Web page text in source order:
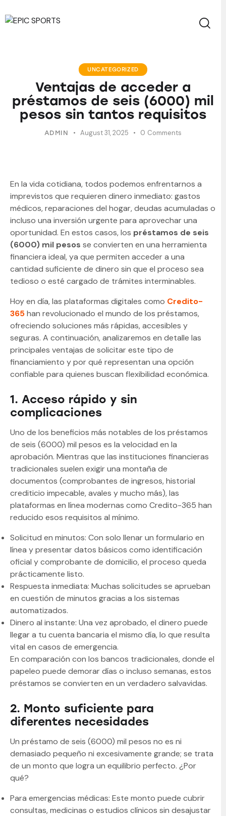
UNCATEGORIZED
Ventajas de acceder a
préstamos de seis (6000) mil
pesos sin tantos requisitos
ADMIN August 31, 2025 0 Comments
En la vida cotidiana, todos podemos enfrentarnos a
imprevistos que requieren dinero inmediato: gastos
médicos, reparaciones del hogar, deudas acumuladas o
incluso una inversión urgente para aprovechar una
oportunidad. En estos casos, los préstamos de seis
(6000) mil pesos se convierten en una herramienta
financiera ideal, ya que permiten acceder a una
cantidad suficiente de dinero sin que el proceso sea
tedioso o esté cargado de trámites interminables.
Hoy en día, las plataformas digitales como Credito-
365han revolucionado el mundo de los préstamos,
ofreciendo soluciones más rápidas, accesibles y
seguras. A continuación, analizaremos en detalle las
principales ventajas de solicitar este tipo de
financiamiento y por qué representan una opción
confiable para quienes buscan flexibilidad económica.
1. Acceso rápido y sin
complicaciones
Uno de los beneficios más notables de los préstamos
de seis (6000) mil pesos es la velocidad en la
aprobación. Mientras que las instituciones financieras
tradicionales suelen exigir una montaña de
documentos (comprobantes de ingresos, historial
crediticio impecable, avales y mucho más), las
plataformas en línea modernas como Credito-365 han
reducido esos requisitos al mínimo.
Solicitud en minutos: Con solo llenar un formulario en
línea y presentar datos básicos como identificación
oficial y comprobante de domicilio, el proceso queda
prácticamente listo.
Respuesta inmediata: Muchas solicitudes se aprueban
en cuestión de minutos gracias a los sistemas
automatizados.
Dinero al instante: Una vez aprobado, el dinero puede
llegar a tu cuenta bancaria el mismo día, lo que resulta
vital en casos de emergencia.
En comparación con los bancos tradicionales, donde el
papeleo puede demorar días o incluso semanas, estos
préstamos se convierten en un verdadero salvavidas.
2. Monto suficiente para
diferentes necesidades
Un préstamo de seis (6000) mil pesos no es ni
demasiado pequeño ni excesivamente grande; se trata
de un monto que logra un equilibrio perfecto. ¿Por
qué?
Para emergencias médicas: Este monto puede cubrir
consultas, medicinas o estudios clínicos sin desajustar